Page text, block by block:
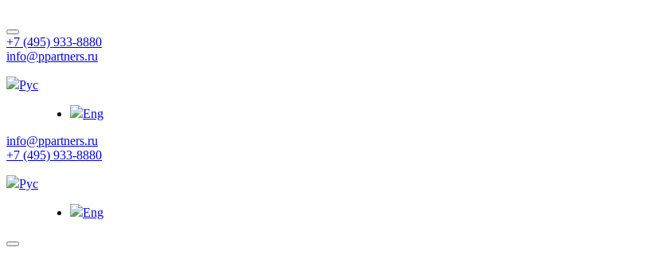
+7 (495) 933-8880
info@ppartners.ru
Рус
Eng
info@ppartners.ru
+7 (495) 933-8880
Рус
Eng